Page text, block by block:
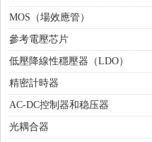
MOS（場效應管）
參考電壓芯片
低壓降線性穩壓器（LDO）
精密計時器
AC-DC控制器和稳压器
光耦合器